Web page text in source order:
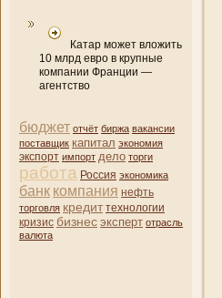
Катар может вложить
10 млрд евро в крупные
компании Франции —
агентство
бюджет отчёт биржа вакансии
поставщик капитал экономия
экспорт импорт дело торги
работа Россия экономика
банк компани­я нефть
торговля кредит технологии
кризис бизнес эксперт отрасль
валюта